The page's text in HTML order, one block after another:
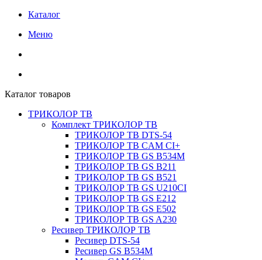
Каталог
Меню
Каталог товаров
ТРИКОЛОР ТВ
Комплект ТРИКОЛОР ТВ
ТРИКОЛОР ТВ DTS-54
ТРИКОЛОР ТВ CAM CI+
ТРИКОЛОР ТВ GS B534M
ТРИКОЛОР ТВ GS B211
ТРИКОЛОР ТВ GS B521
ТРИКОЛОР ТВ GS U210CI
ТРИКОЛОР ТВ GS E212
ТРИКОЛОР ТВ GS E502
ТРИКОЛОР ТВ GS A230
Ресивер ТРИКОЛОР ТВ
Ресивер DTS-54
Ресивер GS B534M